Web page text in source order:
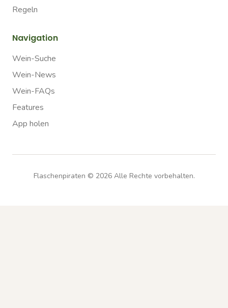
Regeln
Navigation
Wein-Suche
Wein-News
Wein-FAQs
Features
App holen
Flaschenpiraten © 2026Alle Rechte vorbehalten.